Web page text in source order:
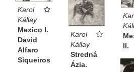
Karol
Kállay
Stredná
Ázia.
Karol
Kállay
Mexico I.
David
Alfaro
Siqueiros
II.